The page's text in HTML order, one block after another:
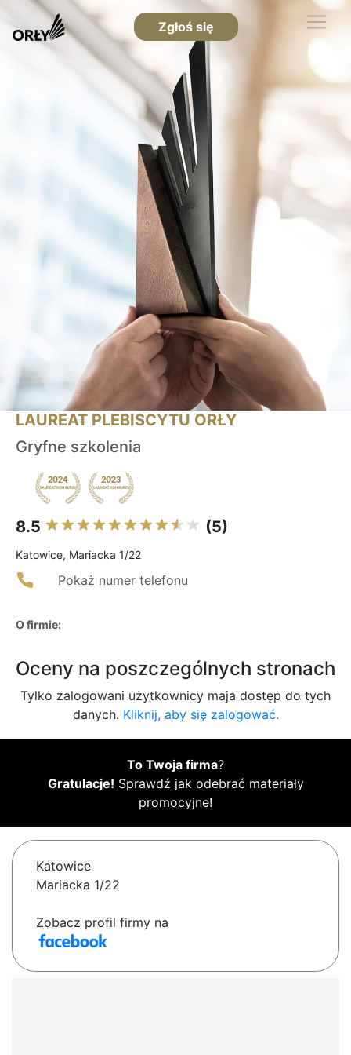
Zgłoś się
LAUREAT PLEBISCYTU ORŁY
Gryfne szkolenia
8.5 (5)
Katowice, Mariacka 1/22
Pokaż numer telefonu
O firmie:
Oceny na poszczególnych stronach
Tylko zalogowani użytkownicy maja dostęp do tych
danych. Kliknij, aby się zalogować.
To Twoja firma?
Gratulacje! Sprawdź jak odebrać materiały
promocyjne!
Katowice
Mariacka 1/22
Zobacz profil firmy na